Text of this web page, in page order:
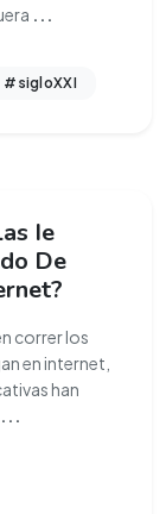
...
#sigloXXI
Ie
De
correr los
en internet,
han
...